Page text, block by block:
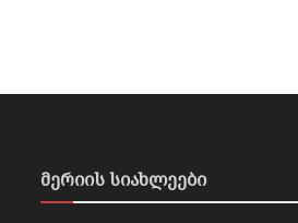
მერიის სიახლეები